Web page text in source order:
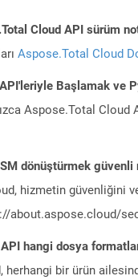
Cloud API sürüm
Aspose.Total Cloud
Başlamak ve
Aspose.Total Cloud
dönüştürmek güvenli
hizmetin güvenliğini
about.aspose.cloud/
hangi dosya
bir ürün